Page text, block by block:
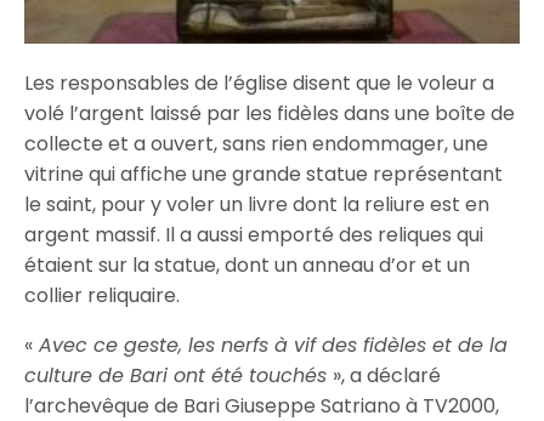
Les responsables de l’église disent que le voleur a
volé l’argent laissé par les fidèles dans une boîte de
collecte et a ouvert, sans rien endommager, une
vitrine qui affiche une grande statue représentant
le saint, pour y voler un livre dont la reliure est en
argent massif. Il a aussi emporté des reliques qui
étaient sur la statue, dont un anneau d’or et un
collier reliquaire.
« Avec ce geste, les nerfs à vif des fidèles et de la
culture de Bari ont été touchés », a déclaré
l’archevêque de Bari Giuseppe Satriano à TV2000,